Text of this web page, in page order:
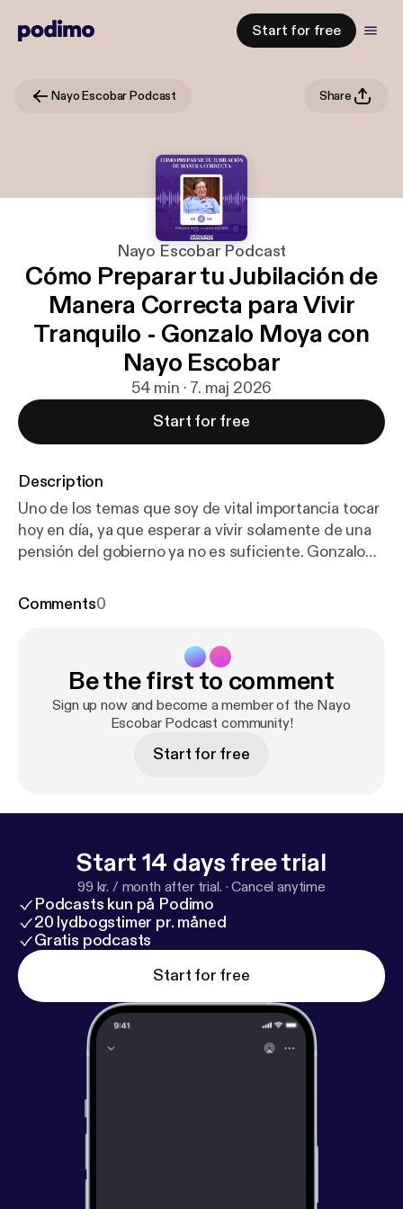
Start for free
Nayo Escobar Podcast Share
Nayo Escobar Podcast
Cómo Preparar tu Jubilación de
Manera Correcta para Vivir
Tranquilo - Gonzalo Moya con
Nayo Escobar
54 min · 7. maj 2026
Start for free
Description
Uno de los temas que soy de vital importancia tocar
hoy en día, ya que esperar a vivir solamente de una
pensión del gobierno ya no es suficiente. Gonzalo
ejecutivo durante más de 40 años, nos cuenta la
de su vida después de todos los años trabajados.
Tocamos desde los temas económicos, ¿cuando se
debe empezar a preparar tu salida del mundo
laboral? y los 4 Consejos que el tiene para preparar
una jubilación exitosa. Ya que la jubilación no
megaphone.fm/adchoices [https://megaphone.fm/a
Comments0
Be the first to comment
Sign up now and become a member of the Nayo
Escobar Podcast community!
Start for free
Start 14 days free trial
99 kr. / month after trial. ·Cancel anytime
Podcasts kun på Podimo
20 lydbogstimer pr. måned
Gratis podcasts
Start for free